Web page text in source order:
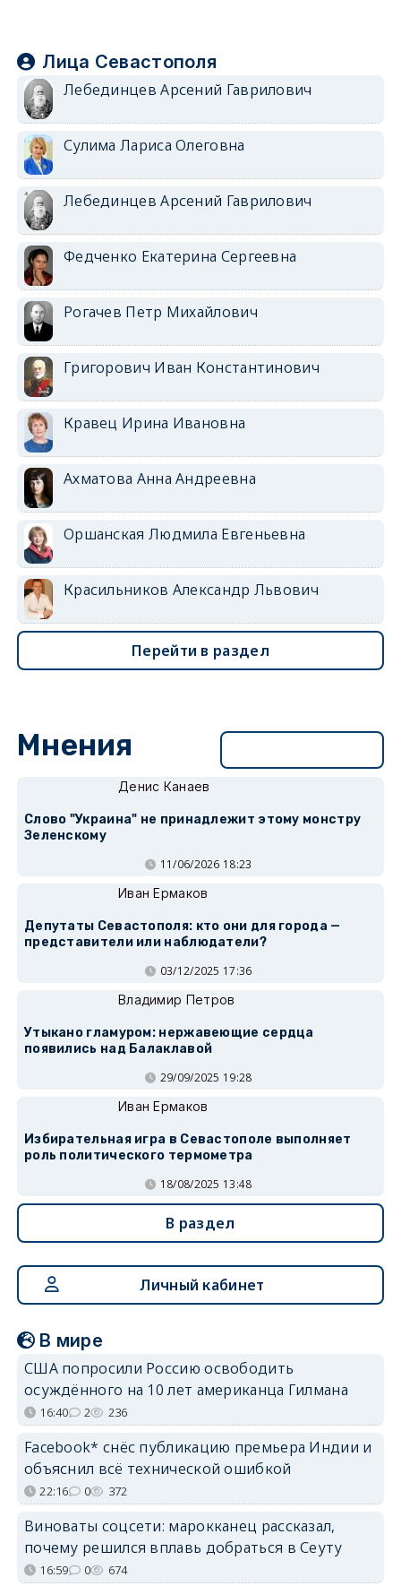
Лица Севастополя
Лебединцев Арсений Гаврилович
Сулима Лариса Олеговна
Лебединцев Арсений Гаврилович
Федченко Екатерина Сергеевна
Рогачев Петр Михайлович
Григорович Иван Константинович
Кравец Ирина Ивановна
Ахматова Анна Андреевна
Оршанская Людмила Евгеньевна
Красильников Александр Львович
Перейти в раздел
Мнения
Денис Канаев
Слово "Украина" не принадлежит этому монстру
Зеленскому
11/06/2026 18:23
Иван Ермаков
Депутаты Севастополя: кто они для города —
представители или наблюдатели?
03/12/2025 17:36
Владимир Петров
Утыкано гламуром: нержавеющие сердца
появились над Балаклавой
29/09/2025 19:28
Иван Ермаков
Избирательная игра в Севастополе выполняет
роль политического термометра
18/08/2025 13:48
В раздел
Личный кабинет
В мире
США попросили Россию освободить
осуждённого на 10 лет американца Гилмана
16:40 2 236
Facebook* снёс публикацию премьера Индии и
объяснил всё технической ошибкой
22:16 0 372
Виноваты соцсети: марокканец рассказал,
почему решился вплавь добраться в Сеуту
16:59 0 674